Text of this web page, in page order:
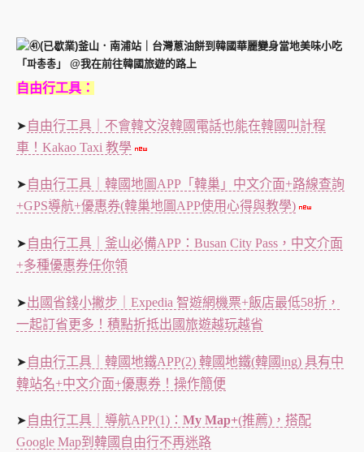
自由行工具：
➤自由行工具｜不會韓文沒韓國電話也能在韓國叫計程
車！Kakao Taxi 教學
➤ 自由行工具｜韓國地圖APP「韓巢」中文介面+路線查詢
+GPS導航+優惠券(韓巢地圖APP使用心得與教學)
➤自由行工具｜釜山必備APP：Busan City Pass，中文介面
+多種優惠券任你領
➤出國省錢小撇步｜Expedia 智遊網機票+飯店最低58折，
一起訂省更多！積點折抵出國旅遊越玩越省
➤自由行工具｜韓國地鐵APP(2) 韓國地鐵(韓國ing) 具有中
韓站名+中文介面+優惠券！操作簡便
➤ 自由行工具｜導航APP(1)： My Map+(推薦)，搭配
Google Map到韓國自由行不再迷路